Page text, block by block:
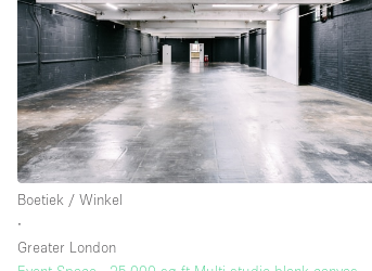
Boetiek / Winkel
∙
Greater London